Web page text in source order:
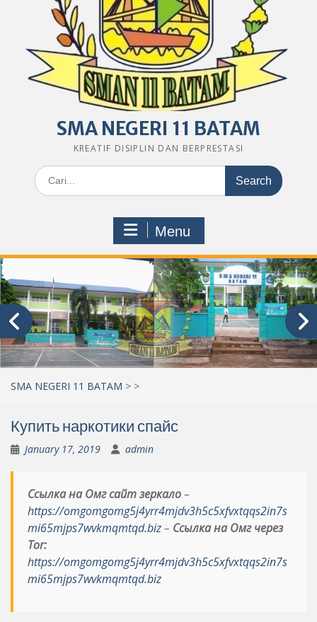
SMA NEGERI 11 BATAM
KREATIF DISIPLIN DAN BERPRESTASI
Search
for:
Menu
SMA NEGERI 11 BATAM > >
Купить наркотики спайс
January 17, 2019 admin
Ссылка на Омг сайт зеркало–
https://omgomgomg5j4yrr4mjdv3h5c5xfvxtqqs2in7s
mi65mjps7wvkmqmtqd.biz– Ссылка на Омг через
Tor:
https://omgomgomg5j4yrr4mjdv3h5c5xfvxtqqs2in7s
mi65mjps7wvkmqmtqd.biz